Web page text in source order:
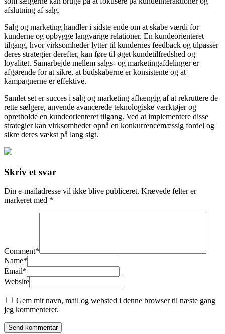
afslutning af salg.
Salg og marketing handler i sidste ende om at skabe værdi for
kunderne og opbygge langvarige relationer. En kundeorienteret
tilgang, hvor virksomheder lytter til kundernes feedback og tilpasser
deres strategier derefter, kan føre til øget kundetilfredshed og
loyalitet. Samarbejde mellem salgs- og marketingafdelinger er
afgørende for at sikre, at budskaberne er konsistente og at
kampagnerne er effektive.
Samlet set er succes i salg og marketing afhængig af at rekruttere de
rette sælgere, anvende avancerede teknologiske værktøjer og
opretholde en kundeorienteret tilgang. Ved at implementere disse
strategier kan virksomheder opnå en konkurrencemæssig fordel og
sikre deres vækst på lang sigt.
Skriv et svar
Din e-mailadresse vil ikke blive publiceret. Krævede felter er
markeret med *
Comment*
Name*
Email*
Website
Gem mit navn, mail og websted i denne browser til næste gang
jeg kommenterer.